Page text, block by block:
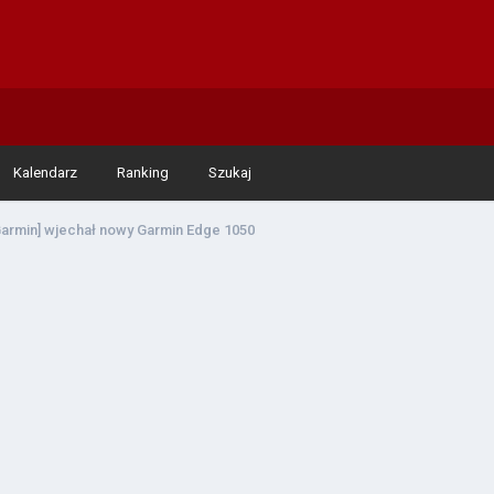
Kalendarz Ranking Szukaj
wjechał nowy Garmin Edge 1050